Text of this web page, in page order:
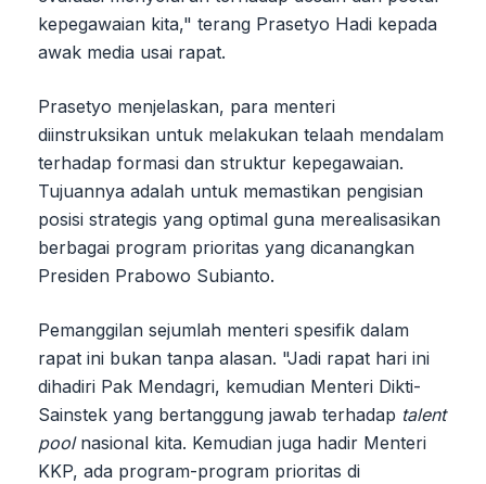
kepegawaian kita," terang Prasetyo Hadi kepada
awak media usai rapat.
Prasetyo menjelaskan, para menteri
diinstruksikan untuk melakukan telaah mendalam
terhadap formasi dan struktur kepegawaian.
Tujuannya adalah untuk memastikan pengisian
posisi strategis yang optimal guna merealisasikan
berbagai program prioritas yang dicanangkan
Presiden Prabowo Subianto.
Pemanggilan sejumlah menteri spesifik dalam
rapat ini bukan tanpa alasan. "Jadi rapat hari ini
dihadiri Pak Mendagri, kemudian Menteri Dikti-
Sainstek yang bertanggung jawab terhadap talent
poolnasional kita. Kemudian juga hadir Menteri
KKP, ada program-program prioritas di